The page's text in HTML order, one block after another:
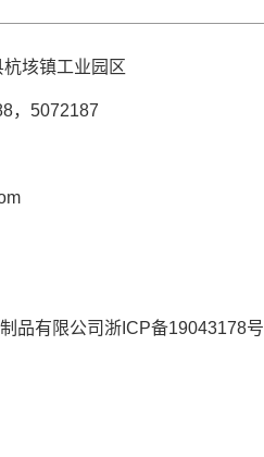
垓镇工业园区
，5072187
品有限公司 浙ICP备19043178号